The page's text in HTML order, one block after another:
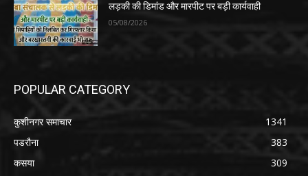
लड़की की डिमांड और मारपीट पर बड़ी कार्यवाही
05/08/2026
POPULAR CATEGORY
कुशीनगर समाचार
1341
पडरौना
383
कसया
309